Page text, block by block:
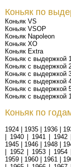
Коньяк по
Коньяк VS
Коньяк VSOP
Коньяк Napoleon
Коньяк XO
Коньяк Extra
Коньяк с выдержкой
Коньяк с выдержкой
Коньяк с выдержкой
Коньяк с выдержкой
Коньяк с выдержкой
Коньяк с выдержкой
Коньяк по
1924 1935 1936
1940| 1941| 1942|
1945
1946 1948
1952| 1953| 1954|
1959
1960 1961